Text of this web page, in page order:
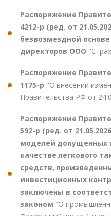
Распоряжение
4212-р (ред. от
безвозмездной
директоров ООО
Распоряжение
1175-р "О внесении
Правительства РФ от
Распоряжение
592-р (ред. от
моделей допущенных
качестве легкового
средств,
инвестиционных
заключены в
законом "О